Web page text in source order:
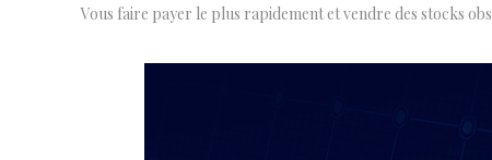
Vous faire payer le plus rapidement et vendre des stocks